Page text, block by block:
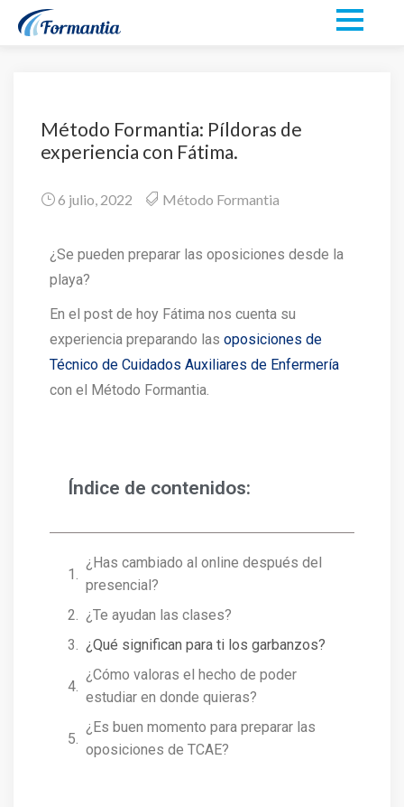
Método Formantia: Píldoras de
experiencia con Fátima.
6 julio, 2022 Método Formantia
¿Se pueden preparar las oposiciones desde la
playa?
En el post de hoy Fátima nos cuenta su
experiencia preparando las oposiciones de
Técnico de Cuidados Auxiliares de Enfermería
con el Método Formantia.
Índice de contenidos:
¿Has cambiado al online después del
presencial?
¿Te ayudan las clases?
¿Qué significan para ti los garbanzos?
¿Cómo valoras el hecho de poder
estudiar en donde quieras?
¿Es buen momento para preparar las
oposiciones de TCAE?